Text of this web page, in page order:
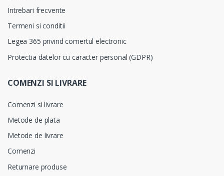
Intrebari frecvente
Termeni si conditii
Legea 365 privind comertul electronic
Protectia datelor cu caracter personal (GDPR)
COMENZI SI LIVRARE
Comenzi si livrare
Metode de plata
Metode de livrare
Comenzi
Returnare produse